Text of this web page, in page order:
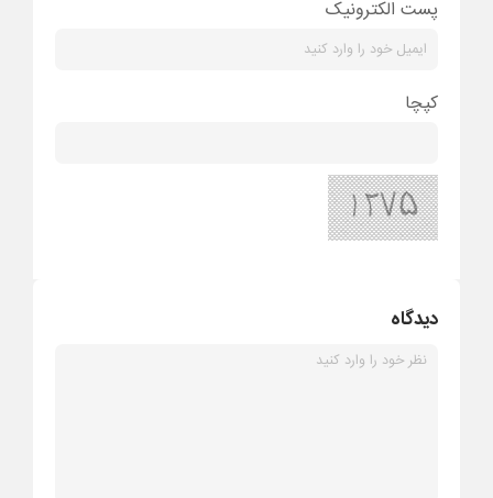
پست الکترونیک
کپچا
دیدگاه